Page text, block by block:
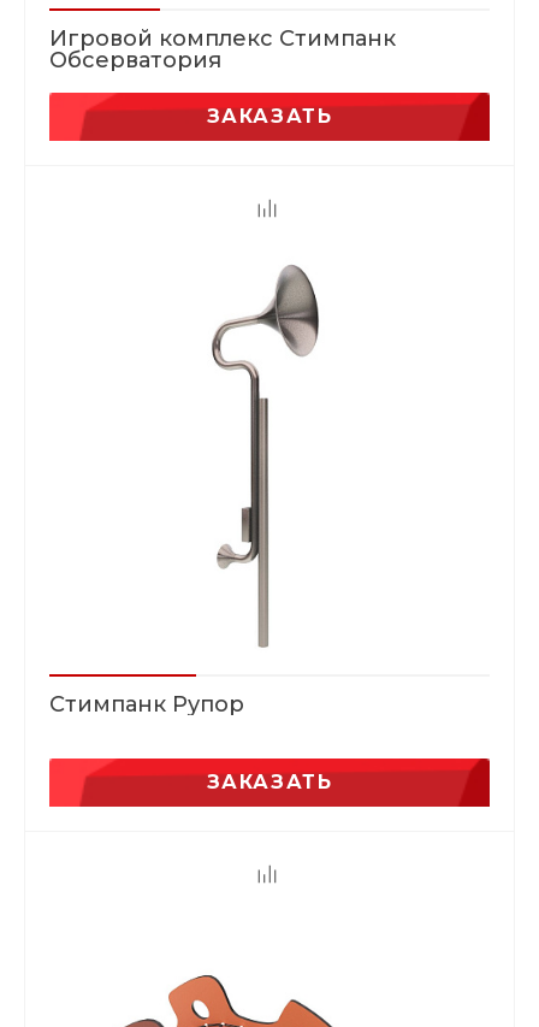
Игровой комплекс Стимпанк
Обсерватория
ЗАКАЗАТЬ
Стимпанк Рупор
ЗАКАЗАТЬ